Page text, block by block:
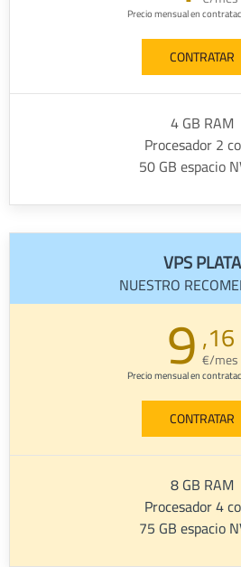
Precio mensual en
CONTRATAR
4 GB RAM
Procesador 2
50 GB espacio
VPS PLATA
NUESTRO
9,16
€/mes
Precio mensual en
CONTRATAR
8 GB RAM
Procesador 4
75 GB espacio